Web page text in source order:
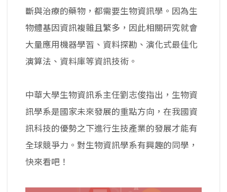
斷與治療的藥物，都需要生物資訊學。因為生
物體基因資訊複雜且繁多，因此相關研究就會
大量應用機器學習、資料探勘、演化式最佳化
演算法、資料庫等資訊技術。
中華大學生物資訊系主任劉志俊指出，生物資
訊學系是國家未來發展的重點方向，在我國資
訊科技的優勢之下進行生技產業的發展才能有
全球競爭力。對生物資訊學系有興趣的同學，
快來看吧！